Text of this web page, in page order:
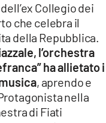
Collegio dei
che celebra il
della Repubblica.
l’orchestra
ha allietato i
, aprendo e
nella
di Fiati